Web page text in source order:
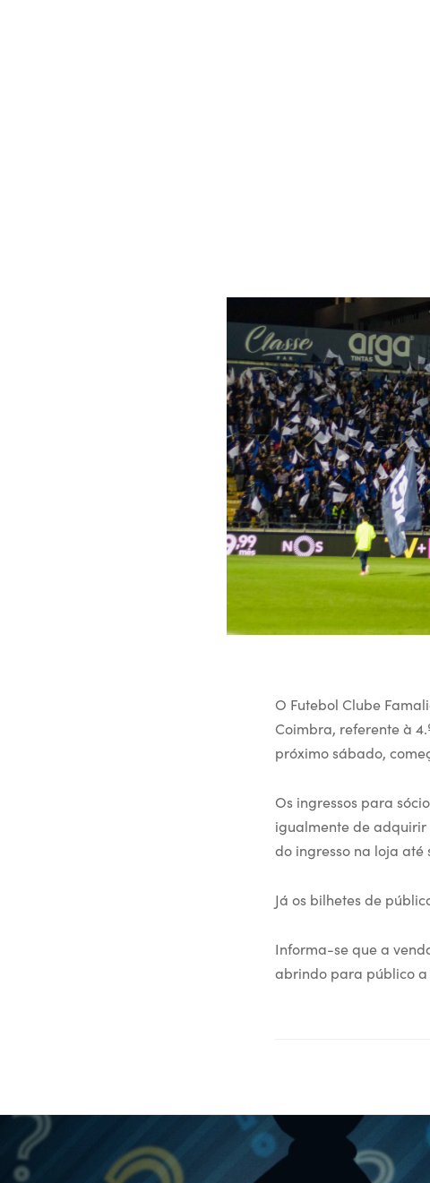
O Futebol Clube
Coimbra, referente à
próximo sábado,
Os ingressos para
igualmente de
do ingresso na loja até
Já os bilhetes de
Informa-se que a
abrindo para público